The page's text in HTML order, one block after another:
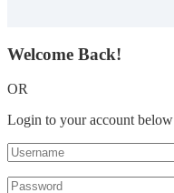
Welcome Back!
OR
Login to your account below